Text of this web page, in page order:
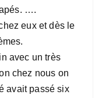
….
eux et dès le
avec un très
chez nous on
avait passé six